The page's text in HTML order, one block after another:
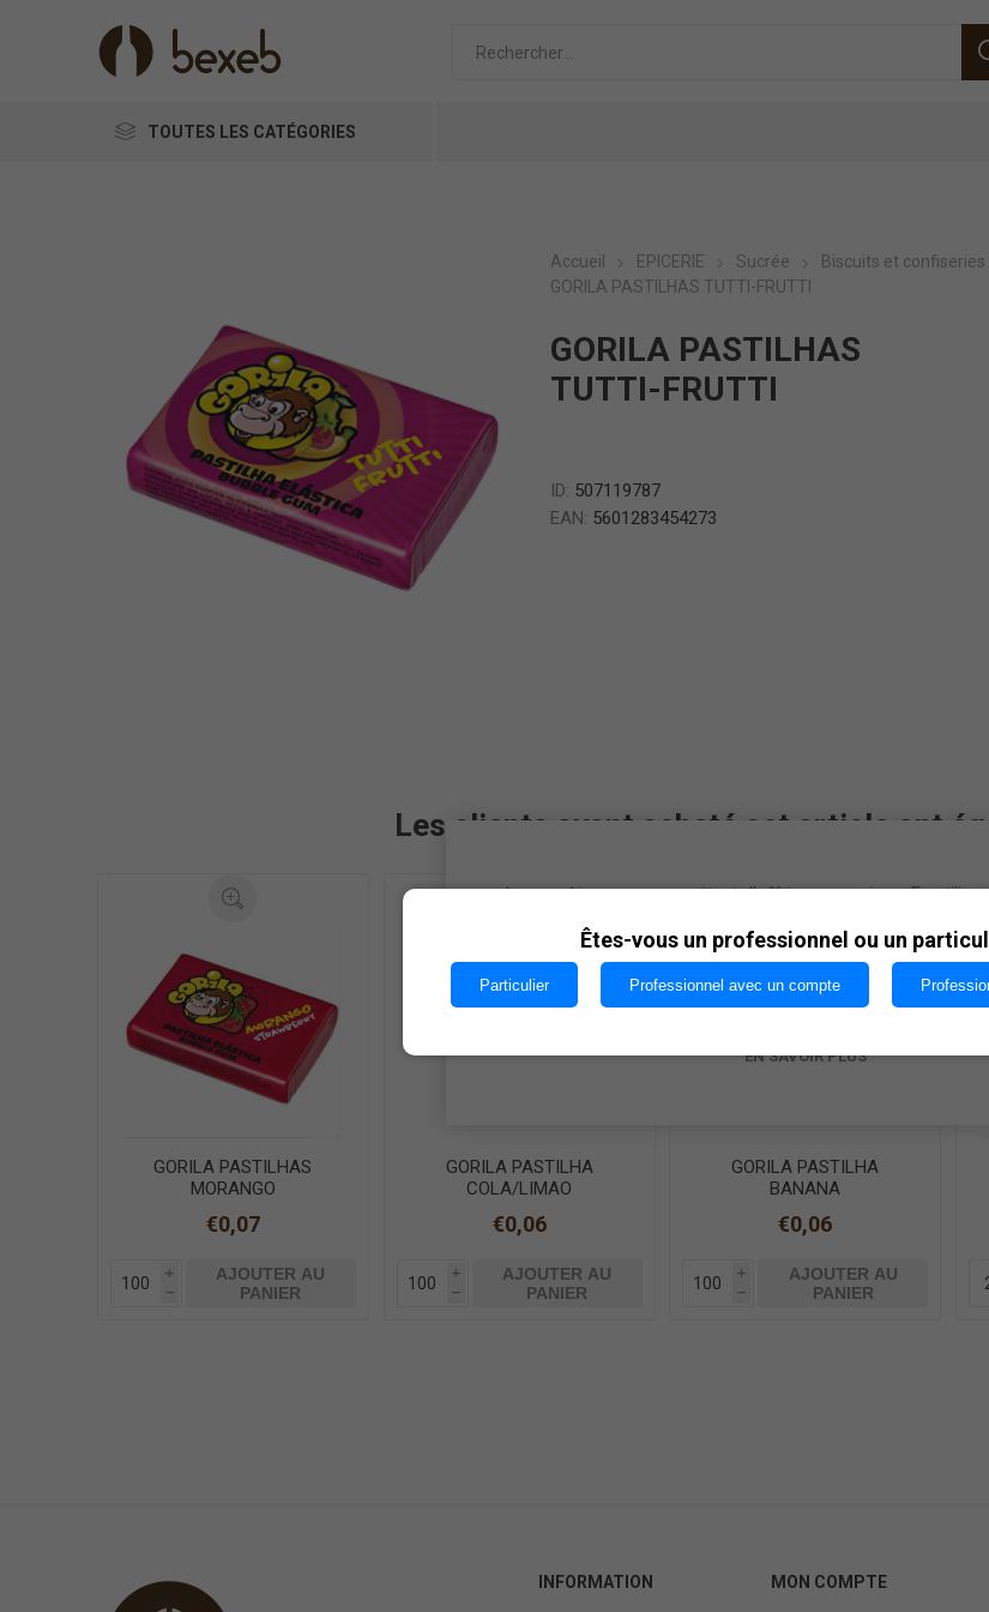
TOUTES LES CATÉGORIES
Accueil EPICERIE Sucrée
Biscuits et confiseries
GORILA PASTILHAS TUTTI-FRUTTI
GORILA PASTILHAS
TUTTI-FRUTTI
ID: 507119787
EAN: 5601283454273
Les clients ayant acheté cet article ont
GORILA PASTILHAS
MORANGO
€0,07
i
h
AJOUTER AU
PANIER
GORILA PASTILHA
COLA/LIMAO
€0,06
i
h
AJOUTER AU
PANIER
GORILA PASTILHA
BANANA
€0,06
i
h
AJOUTER AU
PANIER
INFORMATION MON COMPTE
Les cookies nous permettent d'offrir nos services. En
OK
EN SAVOIR PLUS
Êtes-vous un professionnel ou un
Particulier Professionnel avec un compte